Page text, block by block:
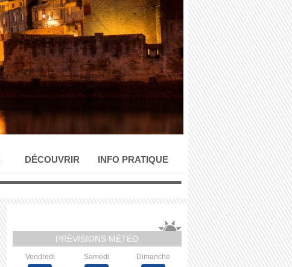
DÉCOUVRIR INFO PRATIQUE
PRÉVISIONS MÉTÉO
Vendredi Samedi Dimanche